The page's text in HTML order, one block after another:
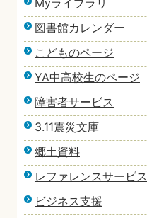
Myライブラリ
図書館カレンダー
こどものページ
YA中高校生のページ
障害者サービス
3.11震災文庫
郷土資料
レファレンスサービス
ビジネス支援